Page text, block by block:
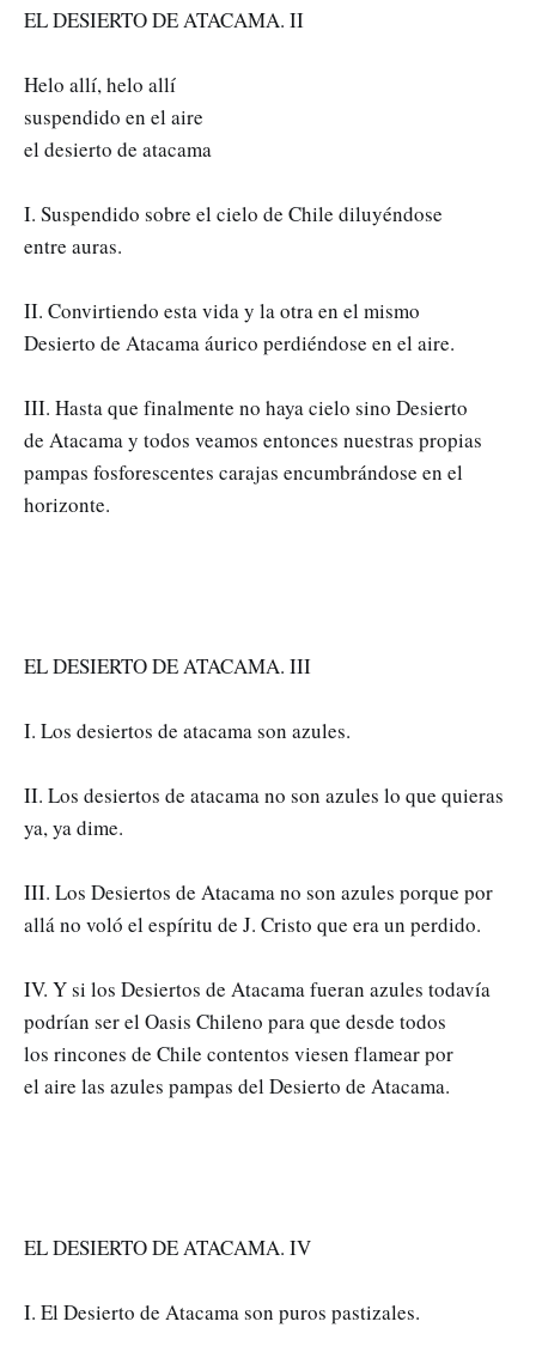
EL DESIERTO DE ATACAMA. II
Helo allí, helo allí
suspendido en el aire
el desierto de atacama
I. Suspendido sobre el cielo de Chile diluyéndose
entre auras.
II. Convirtiendo esta vida y la otra en el mismo
Desierto de Atacama áurico perdiéndose en el aire.
III. Hasta que finalmente no haya cielo sino Desierto
de Atacama y todos veamos entonces nuestras propias
pampas fosforescentes carajas encumbrándose en el
horizonte.
EL DESIERTO DE ATACAMA. III
I. Los desiertos de atacama son azules.
II. Los desiertos de atacama no son azules lo que quieras
ya, ya dime.
III. Los Desiertos de Atacama no son azules porque por
allá no voló el espíritu de J. Cristo que era un perdido.
IV. Y si los Desiertos de Atacama fueran azules todavía
podrían ser el Oasis Chileno para que desde todos
los rincones de Chile contentos viesen flamear por
el aire las azules pampas del Desierto de Atacama.
EL DESIERTO DE ATACAMA. IV
I. El Desierto de Atacama son puros pastizales.